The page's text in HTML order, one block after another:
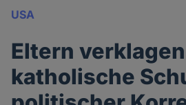
USA
Eltern verklagen
katholische